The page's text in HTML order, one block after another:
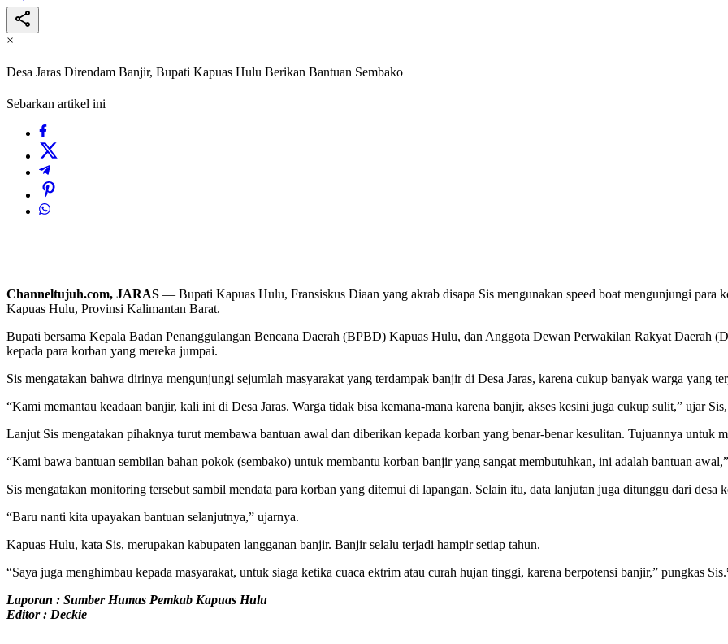
×
Desa Jaras Direndam Banjir, Bupati Kapuas Hulu Berikan Bantuan Sembako
Sebarkan artikel ini
Channeltujuh.com, JARAS — Bupati Kapuas Hulu, Fransiskus Diaan yang akrab disapa Sis mengunakan speed boat mengunjungi para
Kapuas Hulu, Provinsi Kalimantan Barat.
Bupati bersama Kepala Badan Penanggulangan Bencana Daerah (BPBD) Kapuas Hulu, dan Anggota Dewan Perwakilan Rakyat Daerah
kepada para korban yang mereka jumpai.
Sis mengatakan bahwa dirinya mengunjungi sejumlah masyarakat yang terdampak banjir di Desa Jaras, karena cukup banyak warga yang
“Kami memantau keadaan banjir, kali ini di Desa Jaras. Warga tidak bisa kemana-mana karena banjir, akses kesini juga cukup sulit,” ujar
Lanjut Sis mengatakan pihaknya turut membawa bantuan awal dan diberikan kepada korban yang benar-benar kesulitan. Tujuannya untuk
“Kami bawa bantuan sembilan bahan pokok (sembako) untuk membantu korban banjir yang sangat membutuhkan, ini adalah bantuan
Sis mengatakan monitoring tersebut sambil mendata para korban yang ditemui di lapangan. Selain itu, data lanjutan juga ditunggu dari desa
“Baru nanti kita upayakan bantuan selanjutnya,” ujarnya.
Kapuas Hulu, kata Sis, merupakan kabupaten langganan banjir. Banjir selalu terjadi hampir setiap tahun.
“Saya juga menghimbau kepada masyarakat, untuk siaga ketika cuaca ektrim atau curah hujan tinggi, karena berpotensi banjir,” pungkas Sis.
Laporan : Sumber Humas Pemkab Kapuas Hulu
Editor : Deckie